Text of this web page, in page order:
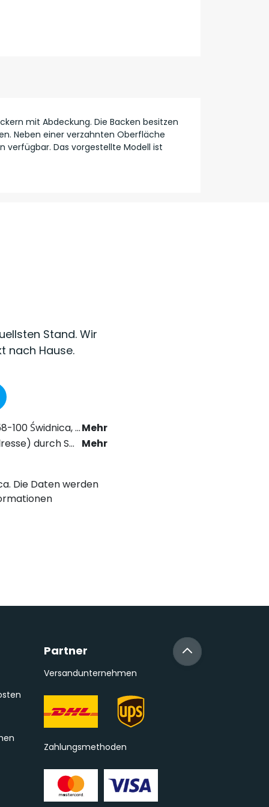
mit Abdeckung. Die Backen besitzen
Neben einer verzahnten Oberfläche
verfügbar. Das vorgestellte Modell ist
Stand. Wir
nach Hause.
der elektronischen Kommunikation zu erhalten.
Mehr
a) der Datenschutz-Grundverordnung (DSGVO).
Mehr
Die Daten werden
Partner
Versandunternehmen
Zahlungsmethoden